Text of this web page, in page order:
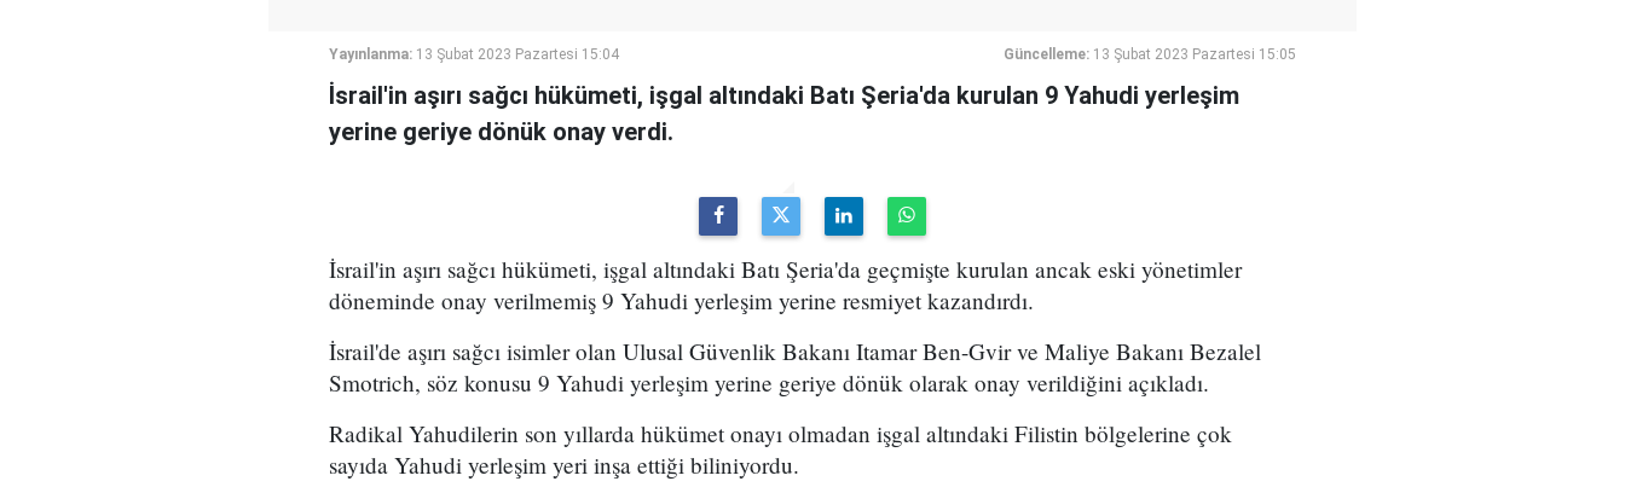
Yayınlanma: 13 Şubat 2023 Pazartesi 15:04 Güncelleme: 13 Şubat 2023 Pazartesi 15:05
İsrail'in aşırı sağcı hükümeti, işgal altındaki Batı Şeria'da kurulan 9 Yahudi yerleşim
yerine geriye dönük onay verdi.
İsrail'in aşırı sağcı hükümeti, işgal altındaki Batı Şeria'da geçmişte kurulan ancak eski yönetimler
döneminde onay verilmemiş 9 Yahudi yerleşim yerine resmiyet kazandırdı.
İsrail'de aşırı sağcı isimler olan Ulusal Güvenlik Bakanı Itamar Ben-Gvir ve Maliye Bakanı Bezalel
Smotrich, söz konusu 9 Yahudi yerleşim yerine geriye dönük olarak onay verildiğini açıkladı.
Radikal Yahudilerin son yıllarda hükümet onayı olmadan işgal altındaki Filistin bölgelerine çok
sayıda Yahudi yerleşim yeri inşa ettiği biliniyordu.